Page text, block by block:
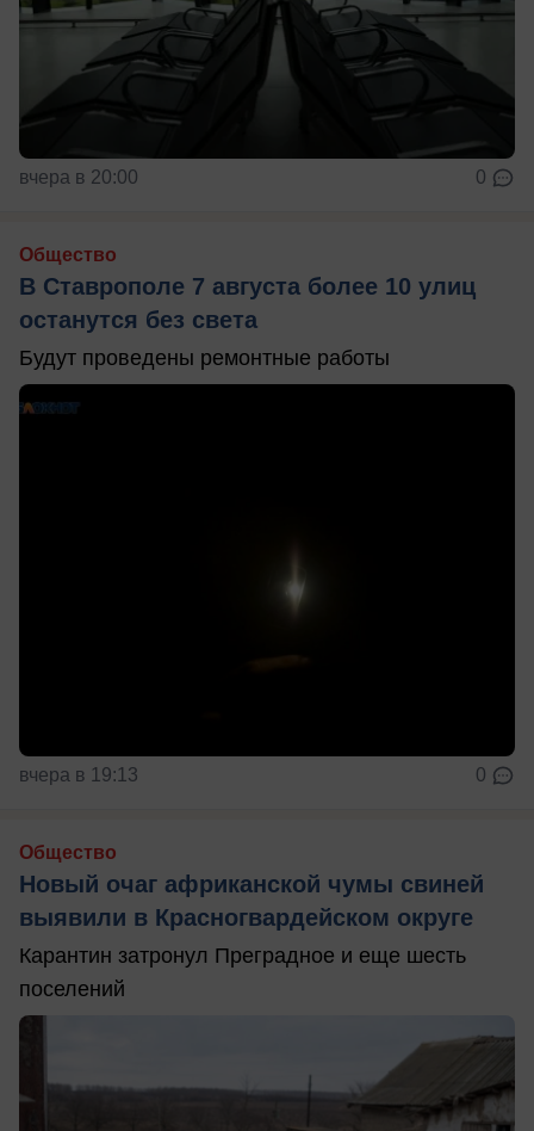
вчера в 20:00 0
Общество
В Ставрополе 7 августа более 10 улиц
останутся без света
Будут проведены ремонтные работы
вчера в 19:13 0
Общество
Новый очаг африканской чумы свиней
выявили в Красногвардейском округе
Карантин затронул Преградное и еще шесть
поселений